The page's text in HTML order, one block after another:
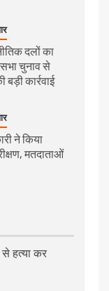
दलों का
चुनाव से
कार्रवाई
ने किया
मतदाताओं
से हत्या कर